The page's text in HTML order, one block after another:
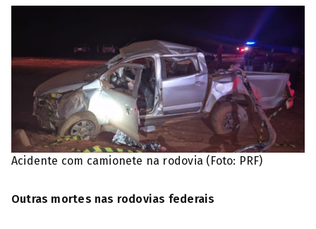
Acidente com camionete na rodovia (Foto: PRF)
Outras mortes nas rodovias federais